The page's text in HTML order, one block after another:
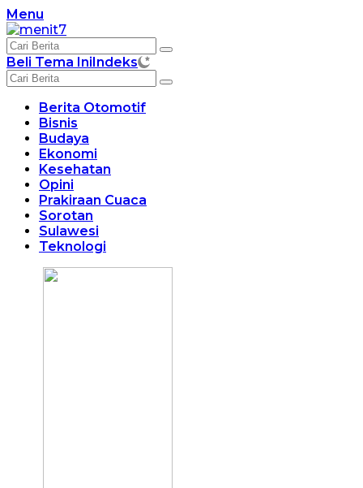
Langsung
ke
konten
Menu
Beli Tema IniIndeks
Berita Otomotif
Bisnis
Budaya
Ekonomi
Kesehatan
Opini
Prakiraan Cuaca
Sorotan
Sulawesi
Teknologi